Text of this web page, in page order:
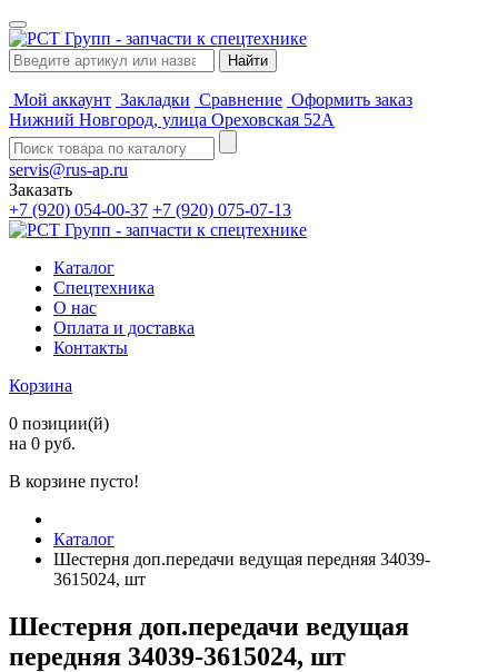
Мой аккаунт Закладки Сравнение Оформить заказ
Нижний Новгород, улица Ореховская 52А
servis@rus-ap.ru
Заказать
+7 (920) 054-00-37 +7 (920) 075-07-13
Каталог
Спецтехника
О нас
Оплата и доставка
Контакты
Корзина
0 позиции(й)
на 0 руб.
В корзине пусто!
Каталог
Шестерня доп.передачи ведущая передняя 34039-
3615024, шт
Шестерня доп.передачи ведущая
передняя 34039-3615024, шт